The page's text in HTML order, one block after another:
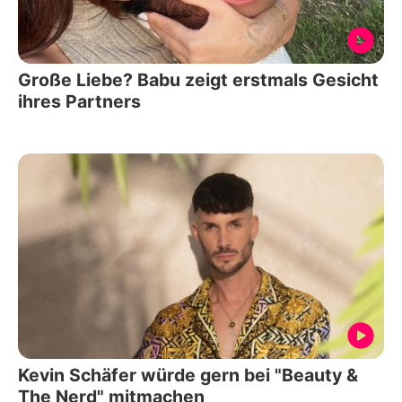
Große Liebe? Babu zeigt erstmals Gesicht
ihres Partners
Kevin Schäfer würde gern bei "Beauty &
The Nerd" mitmachen